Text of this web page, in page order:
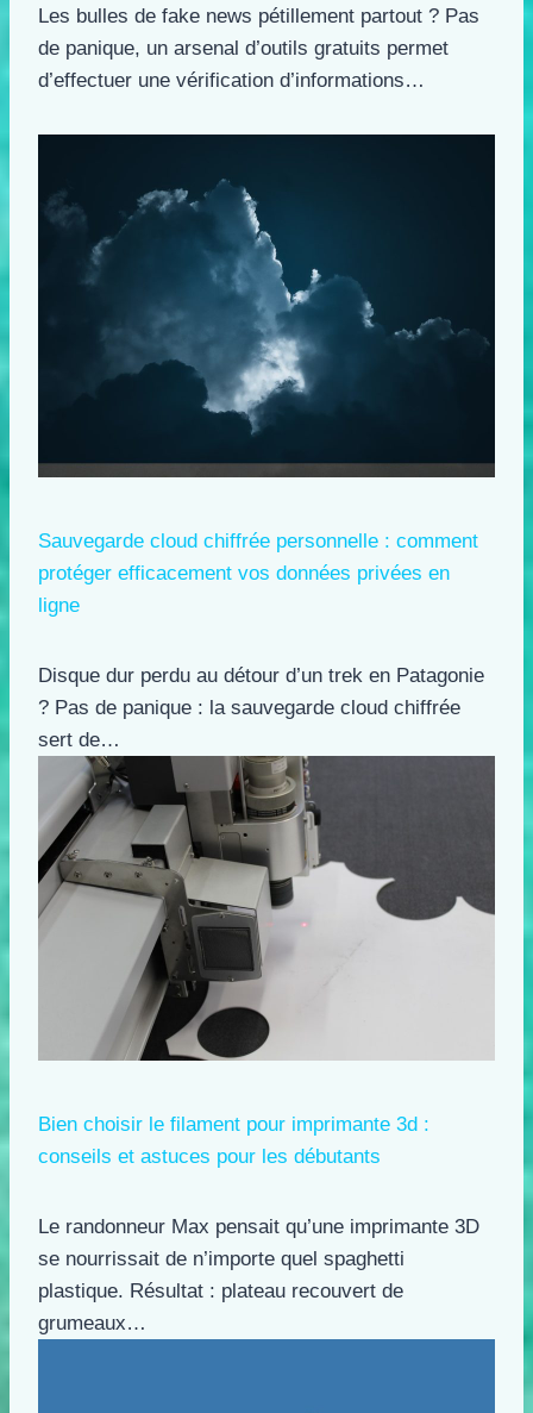
Les bulles de fake news pétillement partout ? Pas
de panique, un arsenal d’outils gratuits permet
d’effectuer une vérification d’informations…
Sauvegarde cloud chiffrée personnelle : comment
protéger efficacement vos données privées en
ligne
Disque dur perdu au détour d’un trek en Patagonie
? Pas de panique : la sauvegarde cloud chiffrée
sert de…
Bien choisir le filament pour imprimante 3d :
conseils et astuces pour les débutants
Le randonneur Max pensait qu’une imprimante 3D
se nourrissait de n’importe quel spaghetti
plastique. Résultat : plateau recouvert de
grumeaux…